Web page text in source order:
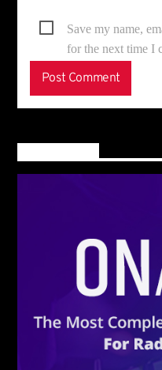
Save my name,
for the next time I